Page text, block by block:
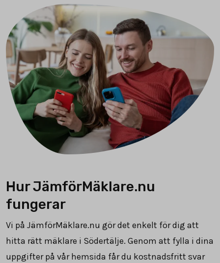
Hur JämförMäklare.nu
fungerar
Vi på JämförMäklare.nu gör det enkelt för dig att
hitta rätt mäklare i Södertälje. Genom att fylla i dina
uppgifter på vår hemsida får du kostnadsfritt svar